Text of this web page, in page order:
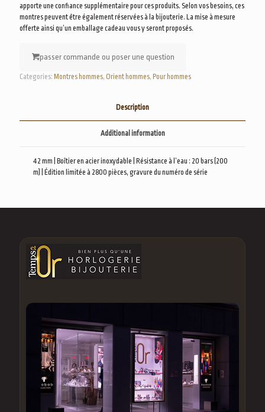
apporte une confiance supplémentaire pour ces produits. Selon vos besoins, ces
montres peuvent être également réservées à la bijouterie. La mise à mesure
offerte ainsi qu’un emballage cadeau vous y seront proposés.
passer commande ou poser une question
Categories: Montres hommes, Orient hommes, Pour hommes
Description
Additional information
42 mm | Boîtier en acier inoxydable | Résistance à l’eau : 20 bars (200
m) | Édition limitée à 2800 pièces, gravure du numéro de série